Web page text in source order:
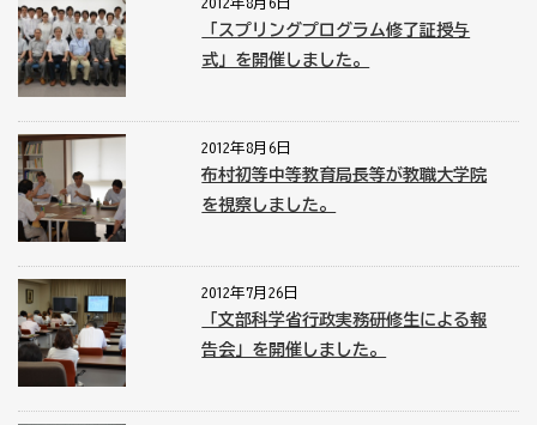
「スプリングプログラム修了証授与
式」を開催しました。
2012年8月6日
布村初等中等教育局長等が教職大学院
を視察しました。
2012年7月26日
「文部科学省行政実務研修生による報
告会」を開催しました。